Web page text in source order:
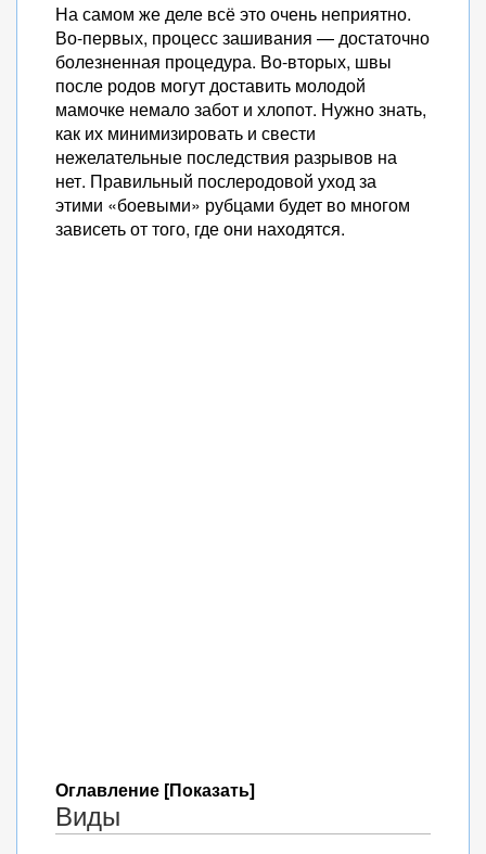
На самом же деле всё это очень неприятно.
Во-первых, процесс зашивания — достаточно
болезненная процедура. Во-вторых, швы
после родов могут доставить молодой
мамочке немало забот и хлопот. Нужно знать,
как их минимизировать и свести
нежелательные последствия разрывов на
нет. Правильный послеродовой уход за
этими «боевыми» рубцами будет во многом
зависеть от того, где они находятся.
Оглавление [Показать]
Виды